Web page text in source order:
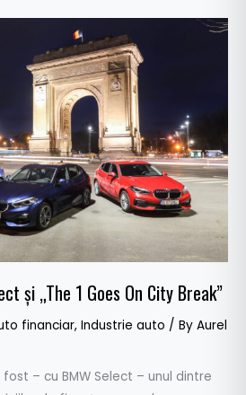
și „The 1 Goes On City Break”
financiar, Industrie auto / By Aurel
fost – cu BMW Select – unul dintre